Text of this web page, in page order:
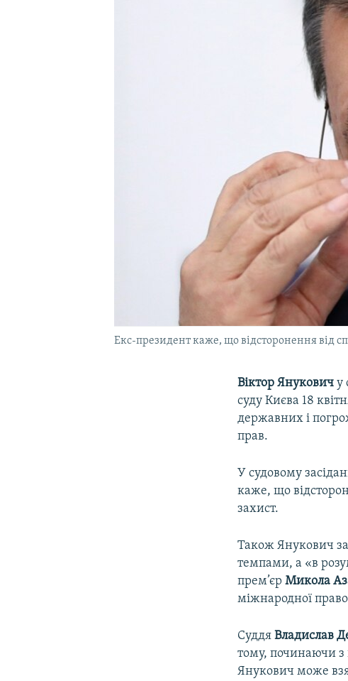
Екс-президент каже, що відсторонення від
Віктор Янукович у
суду Києва 18
державних і
прав.
У судовому
каже, що
захист.
Також Янукович
темпами, а «в
прем’єрМикола
міжнародної
СуддяВладислав
тому, починаючи з
Янукович може